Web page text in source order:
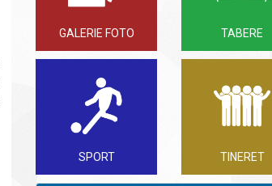
GALERIE FOTO TABERE
SPORT TINERET